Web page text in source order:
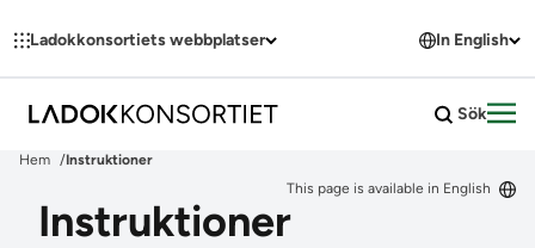
Ladokkonsortiets webbplatser In English
Sök
Hem
Instruktioner
This page is available in English
Instruktioner